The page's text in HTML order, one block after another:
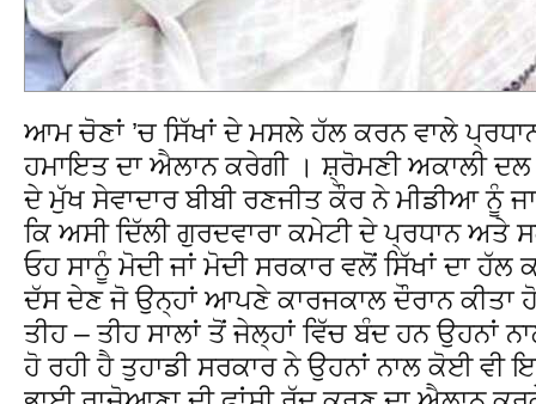
ਆਮ ਚੋਣਾਂ ’ਚ ਸਿੱਖਾਂ ਦੇ ਮਸਲੇ ਹੱਲ ਕਰਨ ਵਾਲੇ
ਹਮਾਇਤ ਦਾ ਐਲਾਨ ਕਰੇਗੀ । ਸ਼੍ਰੋਮਣੀ ਅਕਾਲੀ ਦਲ
ਦੇ ਮੁੱਖ ਸੇਵਾਦਾਰ ਬੀਬੀ ਰਣਜੀਤ ਕੌਰ ਨੇ ਮੀਡੀਆ ਨੂੰ
ਕਿ ਅਸੀ ਦਿੱਲੀ ਗੁਰਦਵਾਰਾ ਕਮੇਟੀ ਦੇ ਪ੍ਰਧਾਨ ਅਤੇ
ਓਹ ਸਾਨੂੰ ਮੋਦੀ ਜਾਂ ਮੋਦੀ ਸਰਕਾਰ ਵਲੋਂ ਸਿੱਖਾਂ ਦਾ
ਦੱਸ ਦੇਣ ਜੋ ਉਨ੍ਹਾਂ ਆਪਣੇ ਕਾਰਜਕਾਲ ਦੌਰਾਨ ਕੀਤਾ
ਤੀਹ – ਤੀਹ ਸਾਲਾਂ ਤੋਂ ਜੇਲ੍ਹਾਂ ਵਿੱਚ ਬੰਦ ਹਨ ਉਹਨਾਂ
ਹੋ ਰਹੀ ਹੈ ਤੁਹਾਡੀ ਸਰਕਾਰ ਨੇ ਉਹਨਾਂ ਨਾਲ ਕੋਈ ਵੀ